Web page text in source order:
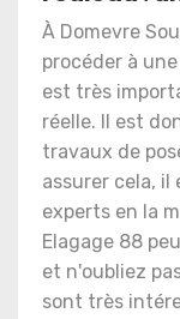
À Domevre
procéder à
est très
réelle. Il est
travaux de
assurer cela, il
experts en la
Elagage 88
et n'oubliez
sont très